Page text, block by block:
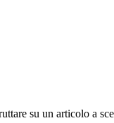
su un articolo a